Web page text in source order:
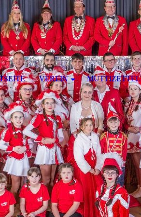
VEREIN MUTTIZETTEL